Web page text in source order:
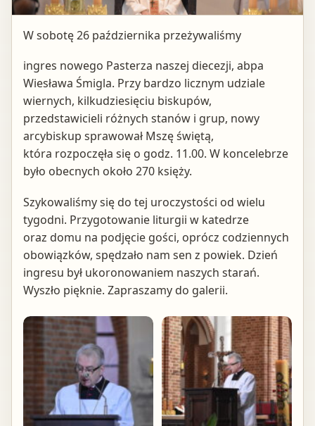
W sobotę 26 października przeżywaliśmy
ingres nowego Pasterza naszej diecezji, abpa
Wiesława Śmigla. Przy bardzo licznym udziale
wiernych, kilkudziesięciu biskupów,
przedstawicieli różnych stanów i grup, nowy
arcybiskup sprawował Mszę świętą,
która rozpoczęła się o godz. 11.00. W koncelebrze
było obecnych około 270 księży.
Szykowaliśmy się do tej uroczystości od wielu
tygodni. Przygotowanie liturgii w katedrze
oraz domu na podjęcie gości, oprócz codziennych
obowiązków, spędzało nam sen z powiek. Dzień
ingresu był ukoronowaniem naszych starań.
Wyszło pięknie. Zapraszamy do galerii.